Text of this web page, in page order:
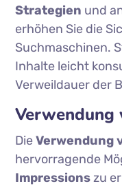
Strategien und
erhöhen Sie die
Suchmaschinen.
Inhalte leicht
Verweildauer der
Verwendung
DieVerwendung
hervorragende
Impressionszu